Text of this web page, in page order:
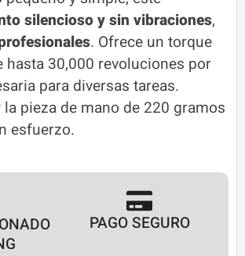
silencioso y sin vibraciones,
. Ofrece un torque
30,000 revoluciones por
para diversas tareas.
pieza de mano de 220 gramos
esfuerzo.
PAGO SEGURO